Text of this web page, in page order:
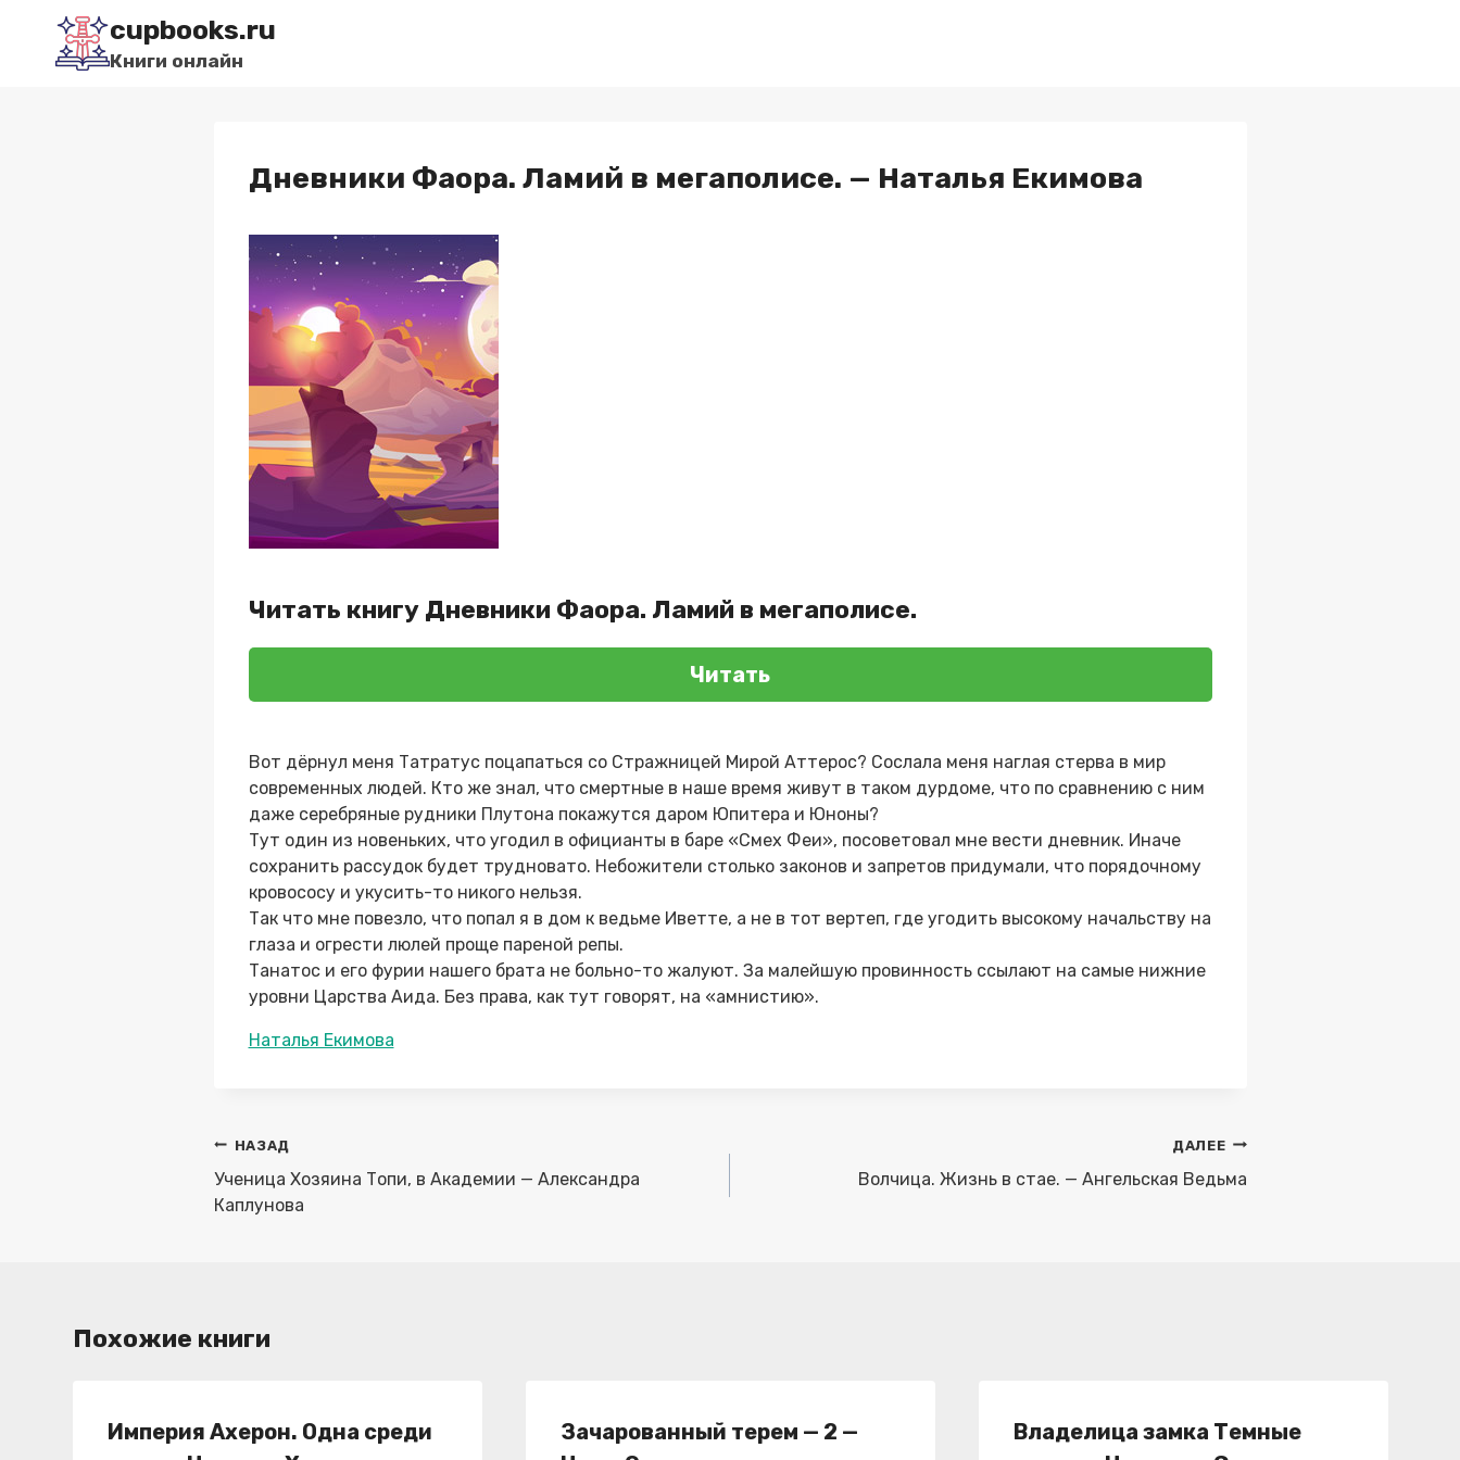
Перейти
содержимому
cupbooks.ru
Книги онлайн
Дневники Фаора. Ламий в мегаполисе. — Наталья Екимова
Читать книгу Дневники Фаора. Ламий в мегаполисе.
Читать
Вот дёрнул меня Татратус поцапаться со Стражницей Мирой Аттерос? Сослала меня наглая стерва в мир
современных людей. Кто же знал, что смертные в наше время живут в таком дурдоме, что по сравнению с ним
даже серебряные рудники Плутона покажутся даром Юпитера и Юноны?
Тут один из новеньких, что угодил в официанты в баре «Смех Феи», посоветовал мне вести дневник. Иначе
сохранить рассудок будет трудновато. Небожители столько законов и запретов придумали, что порядочному
кровососу и укусить-то никого нельзя.
Так что мне повезло, что попал я в дом к ведьме Иветте, а не в тот вертеп, где угодить высокому начальству на
глаза и огрести люлей проще пареной репы.
Танатос и его фурии нашего брата не больно-то жалуют. За малейшую провинность ссылают на самые нижние
уровни Царства Аида. Без права, как тут говорят, на «амнистию».
Метки
Наталья Екимова
Навигация
по
записям
НАЗАД
Ученица Хозяина Топи, в Академии — Александра
Каплунова
ДАЛЕЕ
Волчица. Жизнь в стае. — Ангельская Ведьма
Похожие книги
Империя Ахерон. Одна среди
Зачарованный терем — 2 —
Владелица замка Темные